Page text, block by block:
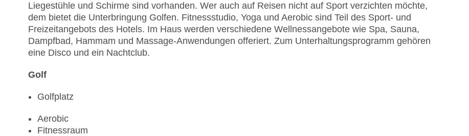
Liegestühle und Schirme sind vorhanden. Wer auch auf Reisen nicht auf Sport verzichten möchte,
dem bietet die Unterbringung Golfen. Fitnessstudio, Yoga und Aerobic sind Teil des Sport- und
Freizeitangebots des Hotels. Im Haus werden verschiedene Wellnessangebote wie Spa, Sauna,
Dampfbad, Hammam und Massage-Anwendungen offeriert. Zum Unterhaltungsprogramm gehören
eine Disco und ein Nachtclub.
Golf
Golfplatz
Aerobic
Fitnessraum